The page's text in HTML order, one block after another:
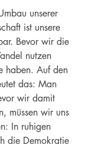
unserer
ist unsere
Bevor wir die
nutzen
haben. Auf den
das: Man
wir damit
müssen wir uns
In ruhigen
die Demokratie